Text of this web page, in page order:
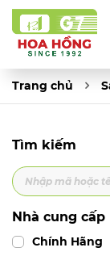
Trang chủ
Tìm kiếm
Nhà cung cấp
Chính Hãng